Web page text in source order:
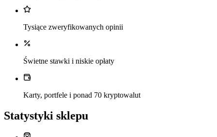
Tysiące zweryfikowanych opinii
Świetne stawki i niskie opłaty
Karty, portfele i ponad 70 kryptowalut
Statystyki sklepu